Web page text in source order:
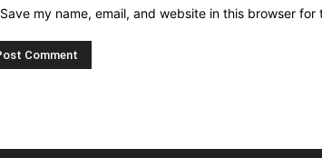
Save my name, email, and website in this browser for